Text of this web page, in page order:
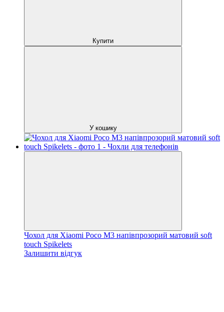
Купити
У кошику
Чохол для Xiaomi Poco M3 напівпрозорий матовий soft
touch Spikelets
Залишити відгук